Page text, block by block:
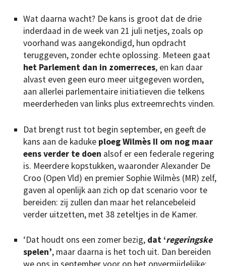
Wat daarna wacht? De kans is groot dat de drie
inderdaad in de week van 21 juli netjes, zoals op
voorhand was aangekondigd, hun opdracht
teruggeven, zonder echte oplossing. Meteen gaat
het Parlement dan in zomerreces, en kan daar
alvast even geen euro meer uitgegeven worden,
aan allerlei parlementaire initiatieven die telkens
meerderheden van links plus extreemrechts vinden.
Dat brengt rust tot begin september, en geeft de
kans aan de kaduke ploeg Wilmès II om nog maar
eens verder te doen alsof er een federale regering
is. Meerdere kopstukken, waaronder Alexander De
Croo (Open Vld) en premier Sophie Wilmès (MR) zelf,
gaven al openlijk aan zich op dat scenario voor te
bereiden: zij zullen dan maar het relancebeleid
verder uitzetten, met 38 zeteltjes in de Kamer.
‘Dat houdt ons een zomer bezig, dat ‘regeringske
spelen’, maar daarna is het toch uit. Dan bereiden